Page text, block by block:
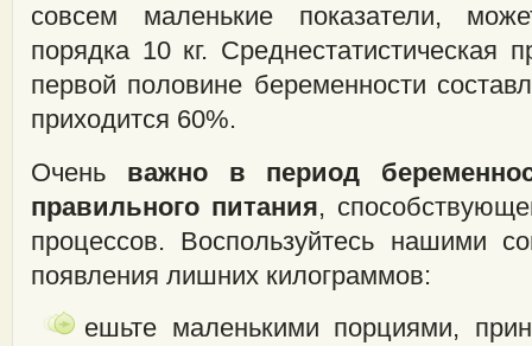
совсем маленькие показатели,
порядка 10 кг. Среднестатистическая
первой половине беременности
приходится 60%.
Очень важно в период
правильного питания,
процессов. Воспользуйтесь нашими
появления лишних килограммов:
ешьте маленькими порциями,